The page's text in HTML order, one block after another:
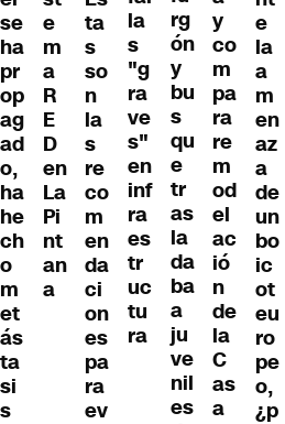
se
ha
pr
op
ag
ad
o,
ha
he
ch
o
m
et
ás
ta
si
s
e
m
a
R
E
D
en
La
Pi
nt
an
a
ta
s
so
n
la
s
re
co
m
en
da
ci
on
es
pa
ra
ev
la
s
"g
ra
ve
s"
en
inf
ra
es
tr
uc
tu
ra
rg
ón
y
bu
s
qu
e
tr
as
la
da
ba
a
ju
ve
nil
es
y
co
m
pa
ra
re
m
od
el
ac
ió
n
de
la
C
as
a
e
la
a
m
en
az
a
de
un
bo
ic
ot
eu
ro
pe
o,
¿p